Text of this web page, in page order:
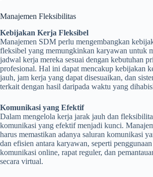
Manajemen Fleksibilitas
Kebijakan Kerja Fleksibel
Manajemen SDM perlu mengembangkan
fleksibel yang memungkinkan karyawan untuk
jadwal kerja mereka sesuai dengan kebutuhan
profesional. Hal ini dapat mencakup kebijakan
jauh, jam kerja yang dapat disesuaikan, dan
terkait dengan hasil daripada waktu yang
Komunikasi yang Efektif
Dalam mengelola kerja jarak jauh dan
komunikasi yang efektif menjadi kunci.
harus memastikan adanya saluran komunikasi
dan efisien antara karyawan, seperti
komunikasi online, rapat reguler, dan
secara virtual.